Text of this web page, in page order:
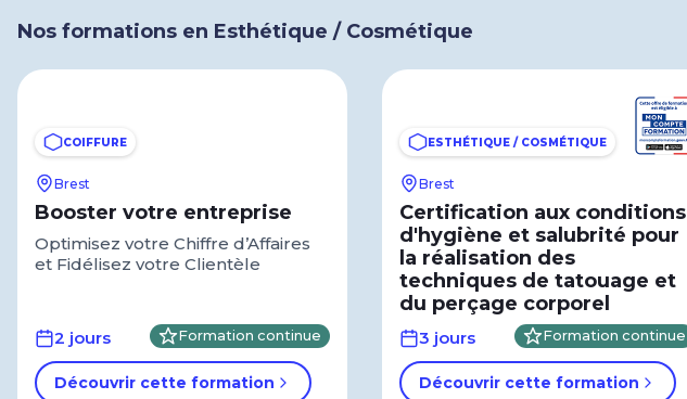
Nos formations en Esthétique / Cosmétique
COIFFURE
Brest
Booster votre entreprise
Optimisez votre Chiffre d’Affaires
et Fidélisez votre Clientèle
2 jours Formation continue
Découvrir cette formation
ESTHÉTIQUE / COSMÉTIQUE
Brest
Certification aux conditions
d'hygiène et salubrité pour
la réalisation des
techniques de tatouage et
du perçage corporel
3 jours Formation continue
Découvrir cette formation